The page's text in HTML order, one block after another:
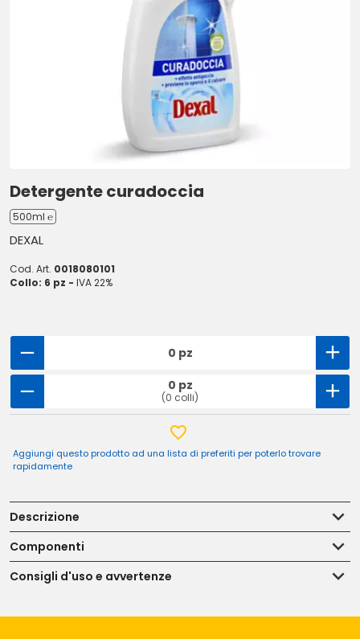
Detergente curadoccia
500ml ℮
DEXAL
Cod. Art. 0018080101
Collo: 6 pz - IVA 22%
0 pz
0 pz
(0 colli)
Aggiungi questo prodotto ad una lista di preferiti per poterlo trovare
rapidamente
Descrizione
Componenti
Consigli d'uso e avvertenze